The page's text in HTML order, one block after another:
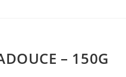
– 150G